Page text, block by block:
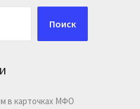
Поиск
в карточках МФО